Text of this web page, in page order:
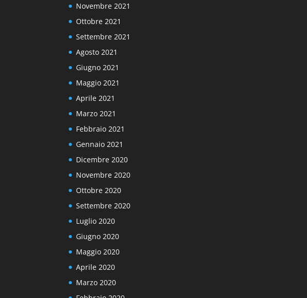
Novembre 2021
Ottobre 2021
Settembre 2021
Agosto 2021
Giugno 2021
Maggio 2021
Aprile 2021
Marzo 2021
Febbraio 2021
Gennaio 2021
Dicembre 2020
Novembre 2020
Ottobre 2020
Settembre 2020
Luglio 2020
Giugno 2020
Maggio 2020
Aprile 2020
Marzo 2020